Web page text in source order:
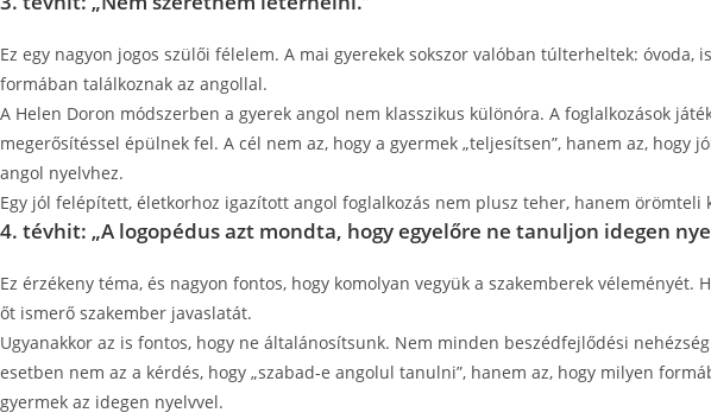
Ez egy nagyon jogos szülői félelem. A mai gyerekek sokszor valóban túlterheltek:
formában találkoznak az angollal.
A Helen Doron módszerben a gyerek angol nem klasszikus különóra. A foglalkozások
megerősítéssel épülnek fel. A cél nem az, hogy a gyermek „teljesítsen”, hanem az,
angol nyelvhez.
Egy jól felépített, életkorhoz igazított angol foglalkozás nem plusz teher, hanem örömteli
4. tévhit: „A logopédus azt mondta, hogy egyelőre ne tanuljon idegen
Ez érzékeny téma, és nagyon fontos, hogy komolyan vegyük a szakemberek
őt ismerő szakember javaslatát.
Ugyanakkor az is fontos, hogy ne általánosítsunk. Nem minden beszédfejlődési
esetben nem az a kérdés, hogy „szabad-e angolul tanulni”, hanem az, hogy milyen
gyermek az idegen nyelvvel.